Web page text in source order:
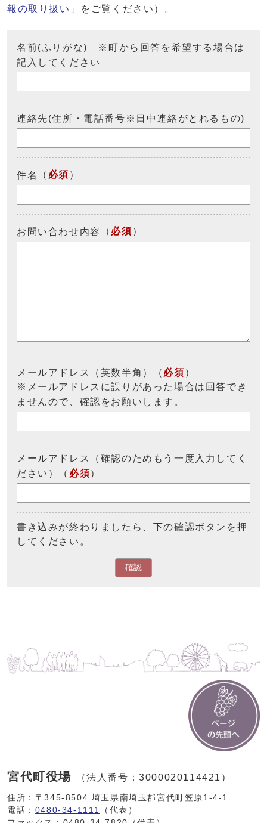
報の取り扱い 」をご覧ください）。
名前(ふりがな) ※町から回答を希望する場合は
記入してください
連絡先(住所・電話番号※日中連絡がとれるもの)
件名 （ 必須 ）
お問い合わせ内容 （ 必須 ）
メールアドレス（英数半角）（ 必須 ）
※メールアドレスに誤りがあった場合は回答でき
ませんので、確認をお願いします。
メールアドレス（確認のためもう一度入力してく
ださい）（ 必須）
書き込みが終わりましたら、下の確認ボタンを押
してください。
確認
宮代町役場 （法人番号：3000020114421）
住所：〒345-8504 埼玉県南埼玉郡宮代町笠原1-4-1
電話： 0480-34-1111
（代表）